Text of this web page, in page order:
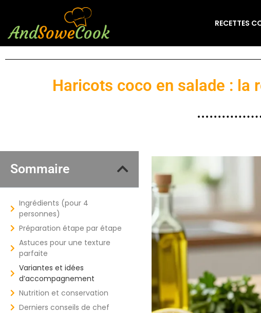
RECETTES
Haricots coco en salade : la
Sommaire
Ingrédients (pour 4
personnes)
Préparation étape par étape
Astuces pour une texture
parfaite
Variantes et idées
d’accompagnement
Nutrition et conservation
Derniers conseils de chef